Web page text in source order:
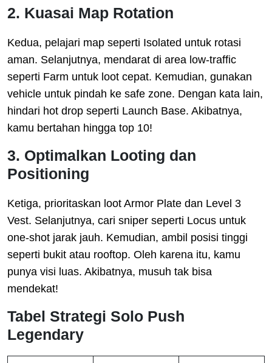
2. Kuasai Map Rotation
Kedua, pelajari map seperti Isolated untuk rotasi
aman. Selanjutnya, mendarat di area low-traffic
seperti Farm untuk loot cepat. Kemudian, gunakan
vehicle untuk pindah ke safe zone. Dengan kata lain,
hindari hot drop seperti Launch Base. Akibatnya,
kamu bertahan hingga top 10!
3. Optimalkan Looting dan
Positioning
Ketiga, prioritaskan loot Armor Plate dan Level 3
Vest. Selanjutnya, cari sniper seperti Locus untuk
one-shot jarak jauh. Kemudian, ambil posisi tinggi
seperti bukit atau rooftop. Oleh karena itu, kamu
punya visi luas. Akibatnya, musuh tak bisa
mendekat!
Tabel Strategi Solo Push
Legendary